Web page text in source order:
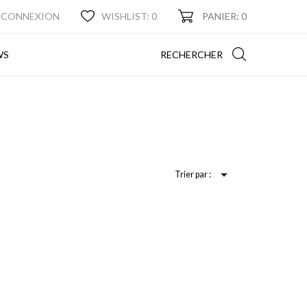
CONNEXION WISHLIST: 0 PANIER: 0
RECHERCHER
Trier par : 